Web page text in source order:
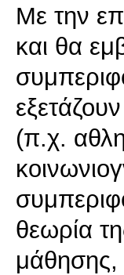
Με την
και θα
(π.χ.
θεωρία
μάθησης,